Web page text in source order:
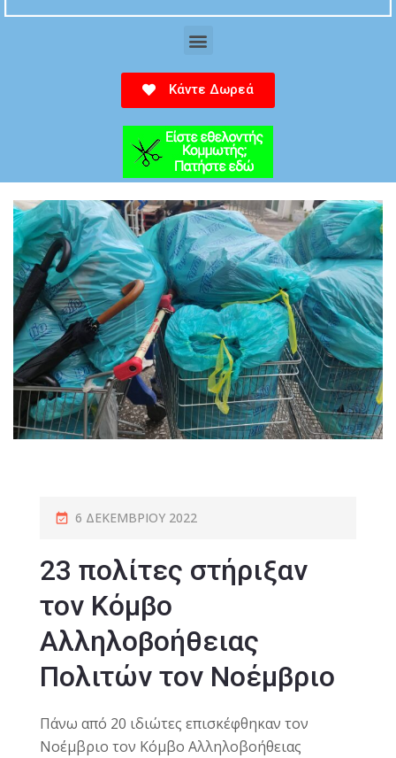
Κάντε Δωρεά
6 ΔΕΚΕΜΒΡΊΟΥ 2022
23 πολίτες στήριξαν
τον Κόμβο
Αλληλοβοήθειας
Πολιτών τον Νοέμβριο
Πάνω από 20 ιδιώτες επισκέφθηκαν τον
Νοέμβριο τον Κόμβο Αλληλοβοήθειας